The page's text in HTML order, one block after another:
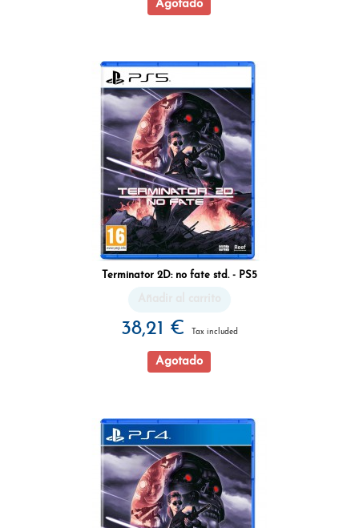
Agotado
Terminator 2D: no fate std. - PS5
38,21 € Tax included
Agotado